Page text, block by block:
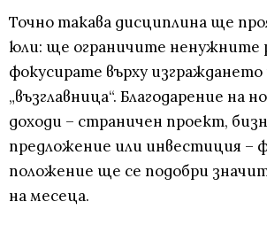
Точно такава дисциплина ще
юли: ще ограничите ненужните
фокусирате върху изграждането
„възглавница“. Благодарение на
доходи – страничен проект,
предложение или инвестиция –
положение ще се подобри
на месеца.